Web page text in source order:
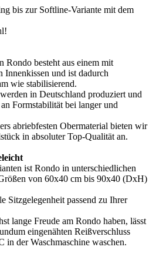
bis zur Softline-Variante mit dem
Rondo besteht aus einem mit
Innenkissen und ist dadurch
wie stabilisierend.
in Deutschland produziert und
Formstabilität bei langer und
abriebfesten Obermaterial bieten wir
in absoluter Top-Qualität an.
ist Rondo in unterschiedlichen
von 60x40 cm bis 90x40 (DxH)
Sitzgelegenheit passend zu Ihrer
lange Freude am Rondo haben, lässt
eingenähten Reißverschluss
in der Waschmaschine waschen.